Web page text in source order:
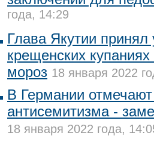
года, 14:29
Глава Якутии принял
крещенских
мороз 18 января 2022
В Германии отмечают
антисемитизма -
18 января 2022 года,